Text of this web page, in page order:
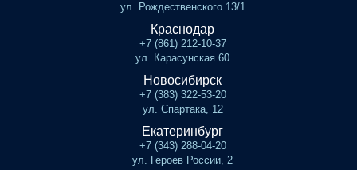
ул. Рождественского 13/1
Краснодар
+7 (861) 212-10-37
ул. Карасунская 60
Новосибирск
+7 (383) 322-53-20
ул. Спартака, 12
Екатеринбург
+7 (343) 288-04-20
ул. Героев России, 2